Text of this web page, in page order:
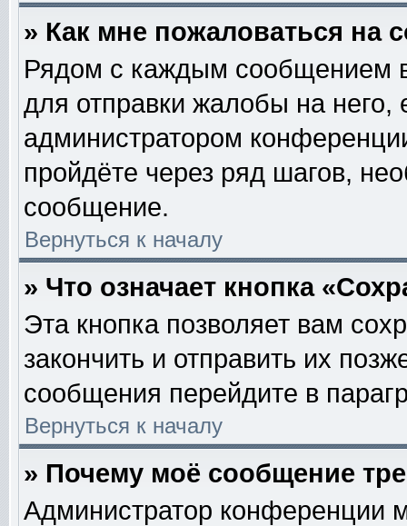
» Как мне пожаловаться на
Рядом с каждым сообщением
для отправки жалобы на него,
администратором
пройдёте через ряд шагов,
сообщение.
Вернуться к началу
» Что означает кнопка
Эта кнопка позволяет вам
закончить и отправить их
сообщения перейдите в
Вернуться к началу
» Почему моё сообщение
Администратор конференции